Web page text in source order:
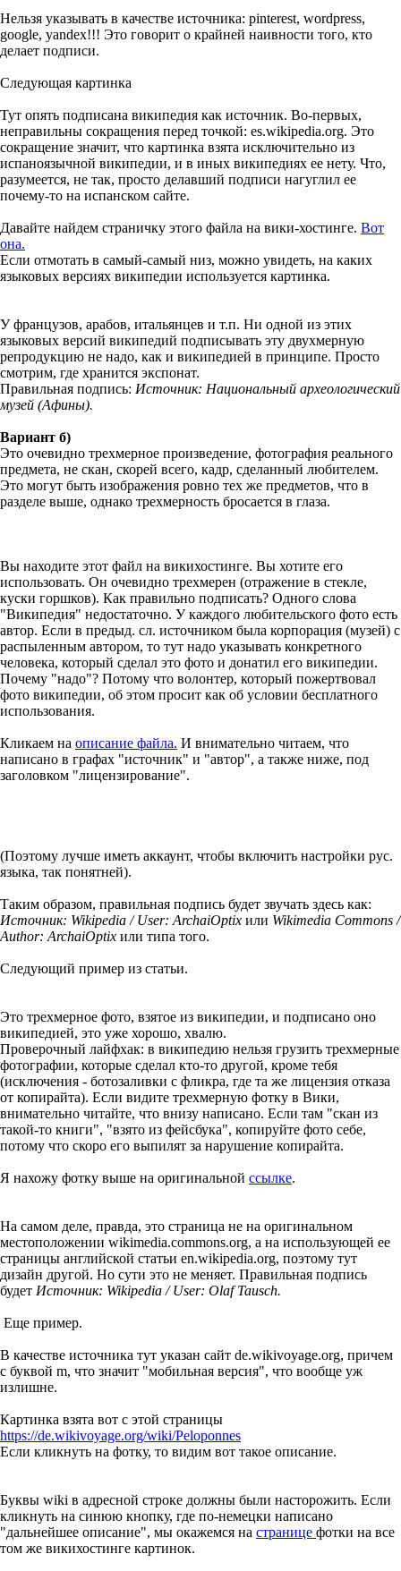
Нельзя указывать в качестве источника: pinterest, wordpress,
google, yandex!!! Это говорит о крайней наивности того, кто
делает подписи.
Следующая картинка
Тут опять подписана википедия как источник. Во-первых,
неправильны сокращения перед точкой: es.wikipedia.org. Это
сокращение значит, что картинка взята исключительно из
испаноязычной википедии, и в иных википедиях ее нету. Что,
разумеется, не так, просто делавший подписи нагуглил ее
почему-то на испанском сайте.
Давайте найдем страничку этого файла на вики-хостинге. Вот
она.
Если отмотать в самый-самый низ, можно увидеть, на каких
языковых версиях википедии используется картинка.
У французов, арабов, итальянцев и т.п. Ни одной из этих
языковых версий википедий подписывать эту двухмерную
репродукцию не надо, как и википедией в принципе. Просто
смотрим, где хранится экспонат.
Правильная подпись: Источник: Национальный археологический
музей (Афины).
Вариант б)
Это очевидно трехмерное произведение, фотография реального
предмета, не скан, скорей всего, кадр, сделанный любителем.
Это могут быть изображения ровно тех же предметов, что в
разделе выше, однако трехмерность бросается в глаза.
Вы находите этот файл на викихостинге. Вы хотите его
использовать. Он очевидно трехмерен (отражение в стекле,
куски горшков). Как правильно подписать? Одного слова
"Википедия" недостаточно. У каждого любительского фото есть
автор. Если в предыд. сл. источником была корпорация (музей) с
распыленным автором, то тут надо указывать конкретного
человека, который сделал это фото и донатил его википедии.
Почему "надо"? Потому что волонтер, который пожертвовал
фото википедии, об этом просит как об условии бесплатного
использования.
Кликаем на описание файла. И внимательно читаем, что
написано в графах "источник" и "автор", а также ниже, под
заголовком "лицензирование".
(Поэтому лучше иметь аккаунт, чтобы включить настройки рус.
языка, так понятней).
Таким образом, правильная подпись будет звучать здесь как:
Источник: Wikipedia / User: ArchaiOptix или Wikimedia Commons /
Аuthor: ArchaiOptix или типа того.
Следующий пример из статьи.
Это трехмерное фото, взятое из википедии, и подписано оно
википедией, это уже хорошо, хвалю.
Проверочный лайфхак: в википедию нельзя грузить трехмерные
фотографии, которые сделал кто-то другой, кроме тебя
(исключения - ботозаливки с фликра, где та же лицензия отказа
от копирайта). Если видите трехмерную фотку в Вики,
внимательно читайте, что внизу написано. Если там "скан из
такой-то книги", "взято из фейсбука", копируйте фото себе,
потому что скоро его выпилят за нарушение копирайта.
Я нахожу фотку выше на оригинальной ссылке.
На самом деле, правда, это страница не на оригинальном
местоположении wikimedia.commons.org, а на использующей ее
страницы английской статьи en.wikipedia.org, поэтому тут
дизайн другой. Но сути это не меняет. Правильная подпись
будет Источник: Wikipedia / User: Olaf Tausch.
Еще пример.
В качестве источника тут указан сайт de.wikivoyage.org, причем
с буквой m, что значит "мобильная версия", что вообще уж
излишне.
Картинка взята вот с этой страницы
https://de.wikivoyage.org/wiki/Peloponnes
Если кликнуть на фотку, то видим вот такое описание.
Буквы wiki в адресной строке должны были насторожить. Если
кликнуть на синюю кнопку, где по-немецки написано
"дальнейшее описание", мы окажемся на странице фотки на все
том же викихостинге картинок.